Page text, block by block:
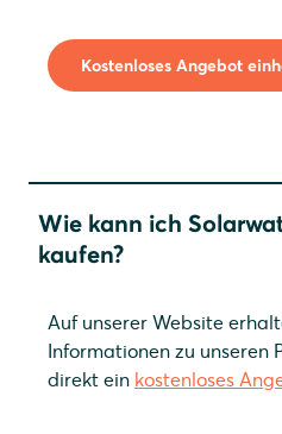
Kostenloses Angebot
Wie kann ich
kaufen?
Auf unserer Website
Informationen zu unseren
direkt ein kostenloses